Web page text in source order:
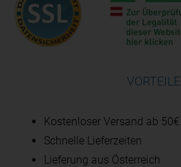
VORTEILE
Kostenloser Versand ab 50€
Schnelle Lieferzeiten
Lieferung aus Österreich